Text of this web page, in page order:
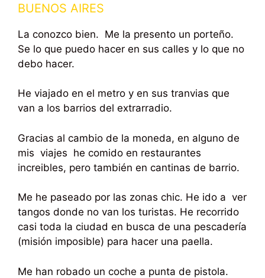
BUENOS AIRES
La conozco bien. Me la presento un porteño.
Se lo que puedo hacer en sus calles y lo que no
debo hacer.
He viajado en el metro y en sus tranvias que
van a los barrios del extrarradio.
Gracias al cambio de la moneda, en alguno de
mis viajes he comido en restaurantes
increibles, pero también en cantinas de barrio.
Me he paseado por las zonas chic. He ido a ver
tangos donde no van los turistas. He recorrido
casi toda la ciudad en busca de una pescadería
(misión imposible) para hacer una paella.
Me han robado un coche a punta de pistola.